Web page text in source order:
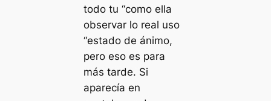
todo tu “como ella
observar lo real uso
“estado de ánimo,
pero eso es para
más tarde. Si
aparecía en